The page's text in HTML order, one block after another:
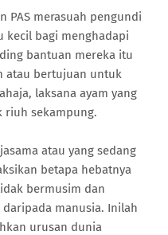
PAS merasuah pengundi
kecil bagi menghadapi
bantuan mereka itu
atau bertujuan untuk
laksana ayam yang
sekampung.
atau yang sedang
betapa hebatnya
bermusim dan
manusia. Inilah
urusan dunia